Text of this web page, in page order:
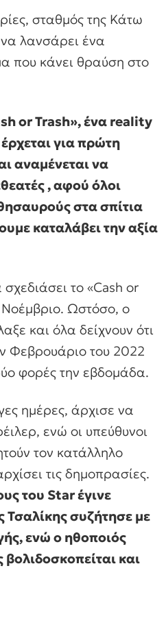
σταθμός της Κάτω
λανσάρει ένα
που κάνει θραύση στο
or Trash», ένα reality
για πρώτη
αναμένεται να
, αφού όλοι
στα σπίτια
καταλάβει την αξία
το «Cash or
Νοέμβριο. Ωστόσο, ο
και όλα δείχνουν ότι
Φεβρουάριο του 2022
φορές την εβδομάδα.
ημέρες, άρχισε να
ενώ οι υπεύθυνοι
τον κατάλληλο
τις δημοπρασίες.
του Star έγινε
Τσαλίκης συζήτησε με
ενώ ο ηθοποιός
και